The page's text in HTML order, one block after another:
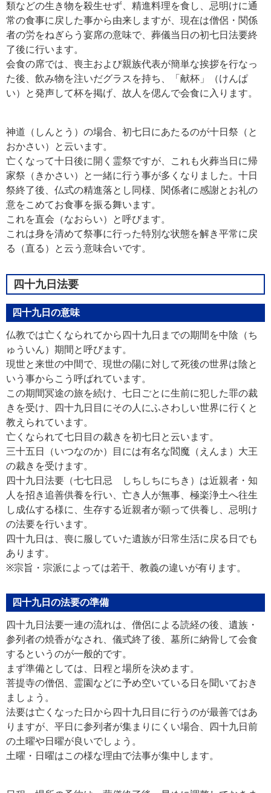
類などの生き物を殺生せず、精進料理を食し、忌明けに通
常の食事に戻した事から由来しますが、現在は僧侶・関係
者の労をねぎらう宴席の意味で、葬儀当日の初七日法要終
了後に行います。
会食の席では、喪主および親族代表が簡単な挨拶を行なっ
た後、飲み物を注いだグラスを持ち、「献杯」（けんぱ
い）と発声して杯を掲げ、故人を偲んで会食に入ります。
神道（しんとう）の場合、初七日にあたるのが十日祭（と
おかさい）と云います。
亡くなって十日後に開く霊祭ですが、これも火葬当日に帰
家祭（きかさい）と一緒に行う事が多くなりました。十日
祭終了後、仏式の精進落とし同様、関係者に感謝とお礼の
意をこめてお食事を振る舞います。
これを直会（なおらい）と呼びます。
これは身を清めて祭事に行った特別な状態を解き平常に戻
る（直る）と云う意味合いです。
四十九日法要
四十九日の意味
仏教では亡くなられてから四十九日までの期間を中陰（ち
ゅういん）期間と呼びます。
現世と来世の中間で、現世の陽に対して死後の世界は陰と
いう事からこう呼ばれています。
この期間冥途の旅を続け、七日ごとに生前に犯した罪の裁
きを受け、四十九日目にその人にふさわしい世界に行くと
教えられています。
亡くなられて七日目の裁きを初七日と云います。
三十五日（いつなのか）目には有名な閻魔（えんま）大王
の裁きを受けます。
四十九日法要（七七日忌 しちしちにちき）は近親者・知
人を招き追善供養を行い、亡き人が無事、極楽浄土へ往生
し成仏する様に、生存する近親者が願って供養し、忌明け
の法要を行います。
四十九日は、喪に服していた遺族が日常生活に戻る日でも
あります。
※宗旨・宗派によっては若干、教義の違いが有ります。
四十九日の法要の準備
四十九日法要一連の流れは、僧侶による読経の後、遺族・
参列者の焼香がなされ、儀式終了後、墓所に納骨して会食
するというのが一般的です。
まず準備としては、日程と場所を決めます。
菩提寺の僧侶、霊園などに予め空いている日を聞いておき
ましょう。
法要は亡くなった日から四十九日目に行うのが最善ではあ
りますが、平日に参列者が集まりにくい場合、四十九日前
の土曜や日曜が良いでしょう。
土曜・日曜はこの様な理由で法事が集中します。